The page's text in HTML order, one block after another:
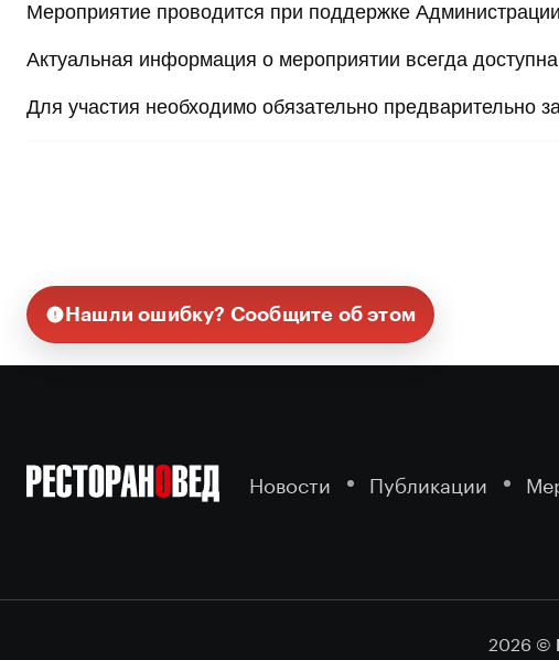
Мероприятие проводится при поддержке
Актуальная информация о мероприятии всегда
Для участия необходимо обязательно предварительно
Нашли ошибку? Сообщите об этом
Новости Публикации
2026 ©